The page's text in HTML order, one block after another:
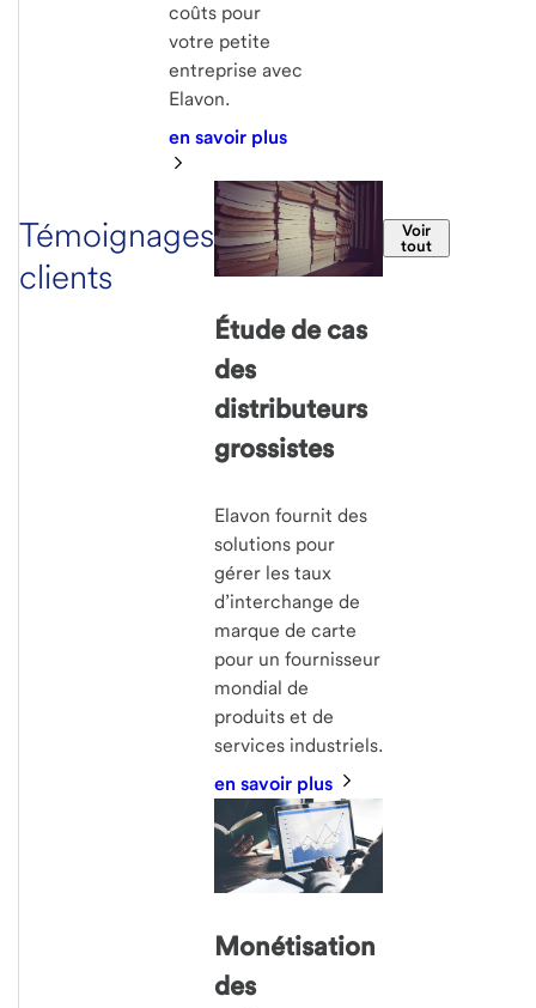
coûts pour
votre petite
entreprise avec
Elavon.
en savoir plus
Témoignages
clients
Étude de cas
des
distributeurs
grossistes
Elavon fournit des
solutions pour
gérer les taux
d’interchange de
marque de carte
pour un fournisseur
mondial de
produits et de
services industriels.
en savoir plus
Monétisation
des
Voir
tout